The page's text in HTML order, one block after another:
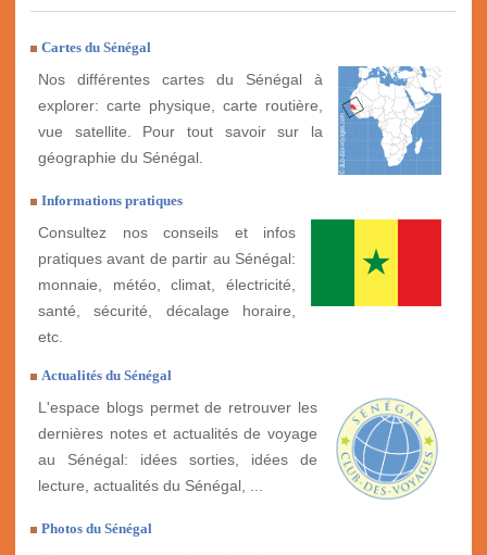
Cartes du Sénégal
Nos différentes cartes du Sénégal à
explorer: carte physique, carte routière,
vue satellite. Pour tout savoir sur la
géographie du Sénégal.
Informations pratiques
Consultez nos conseils et infos
pratiques avant de partir au Sénégal:
monnaie, météo, climat, électricité,
santé, sécurité, décalage horaire,
etc.
Actualités du Sénégal
L'espace blogs permet de retrouver les
dernières notes et actualités de voyage
au Sénégal: idées sorties, idées de
lecture, actualités du Sénégal, ...
Photos du Sénégal